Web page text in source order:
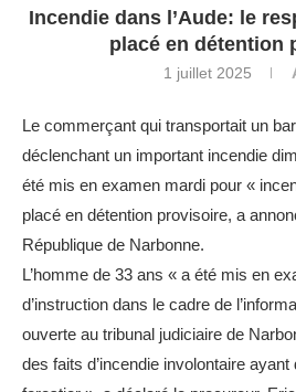
Incendie dans l’Aude: le
placé en détention
1 juillet 2025
Le commerçant qui transportait un
déclenchant un important incendie
été mis en examen mardi pour «
placé en détention provisoire, a
République de Narbonne.
L’homme de 33 ans « a été mis en
d’instruction dans le cadre de
ouverte au tribunal judiciaire de
des faits d’incendie involontaire